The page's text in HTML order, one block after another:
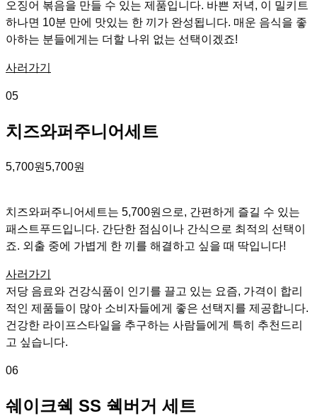
오징어 볶음을 만들 수 있는 제품입니다. 바쁜 저녁, 이 밀키트
하나면 10분 만에 맛있는 한 끼가 완성됩니다. 매운 음식을 좋
아하는 분들에게는 더할 나위 없는 선택이겠죠!
사러가기
05
치즈와퍼주니어세트
5,700원5,700원
치즈와퍼주니어세트는 5,700원으로, 간편하게 즐길 수 있는
패스트푸드입니다. 간단한 점심이나 간식으로 최적의 선택이
죠. 외출 중에 가볍게 한 끼를 해결하고 싶을 때 딱입니다!
사러가기
저당 음료와 건강식품이 인기를 끌고 있는 요즘, 가격이 합리
적인 제품들이 많아 소비자들에게 좋은 선택지를 제공합니다.
건강한 라이프스타일을 추구하는 사람들에게 특히 추천드리
고 싶습니다.
06
쉐이크쉑 SS 쉑버거 세트